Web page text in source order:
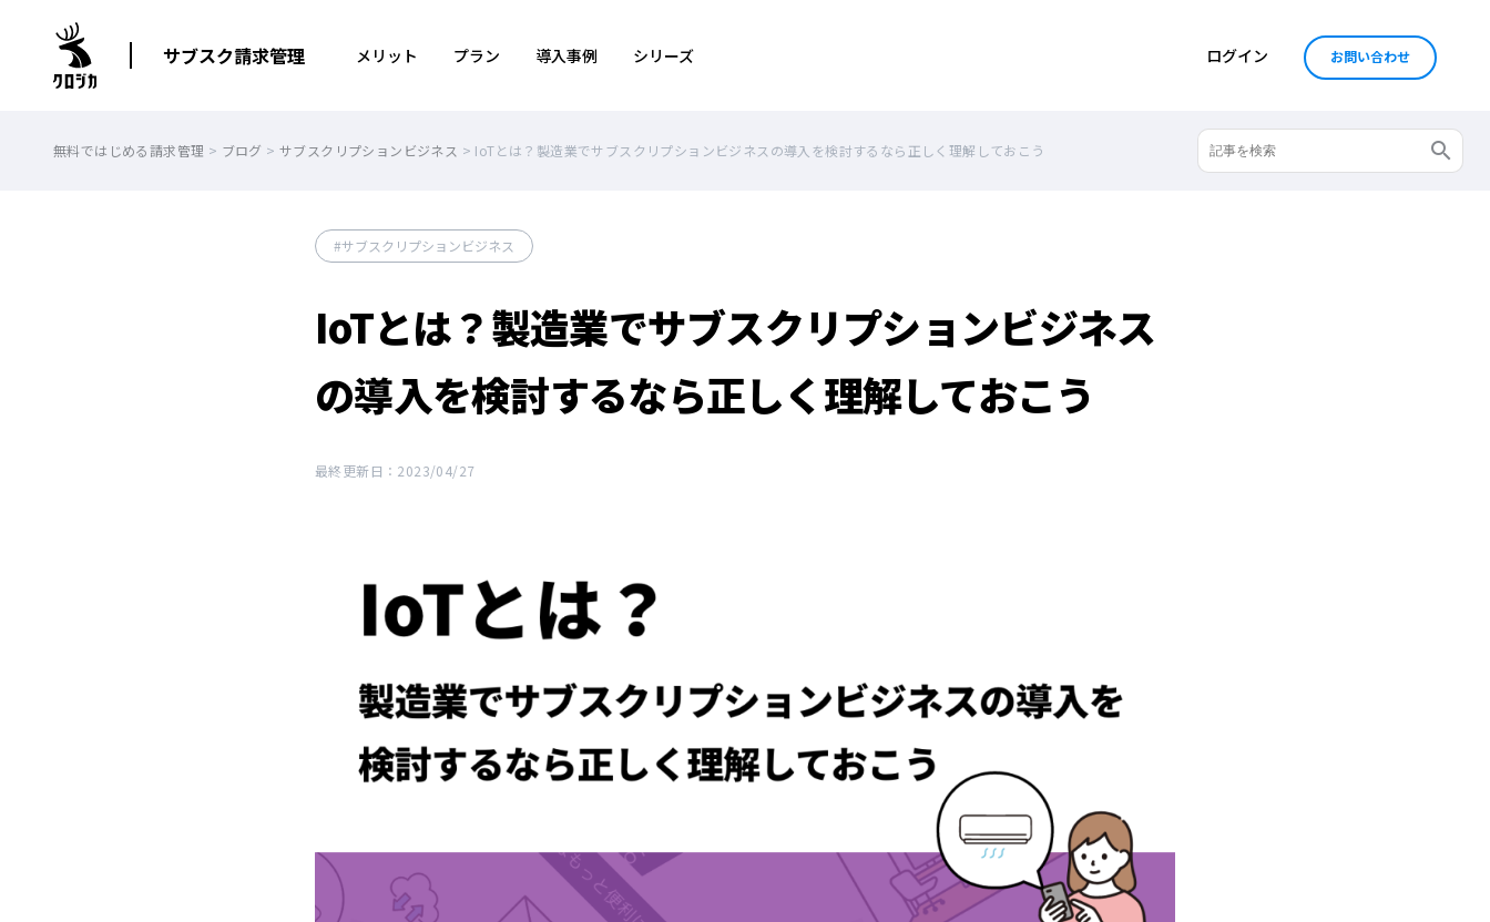
サブスク請求管理 メリット プラン 導入事例 シリーズ ログイン お問い合わせ
無料ではじめる請求管理 > ブログ >サブスクリプションビジネス > IoTとは？製造業でサブスクリプションビジネスの導入を検討するなら正しく理解しておこう
サブスクリプションビジネス
IoTとは？製造業でサブスクリプションビジネス
の導入を検討するなら正しく理解しておこう
最終更新日：2023/04/27